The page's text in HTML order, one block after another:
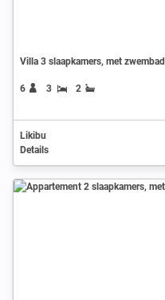
Villa 3 slaapkamers, met zwembad
6 3 2
Likibu
Details